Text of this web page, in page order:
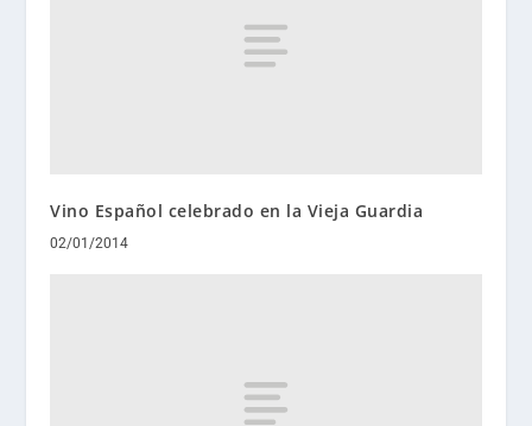
Vino Español celebrado en la Vieja Guardia
02/01/2014